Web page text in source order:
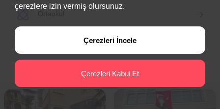
En Çok İncelenen Okullar
çerezlere izin vermiş olursunuz.
Çerezleri İncele
Çerezleri Kabul Et